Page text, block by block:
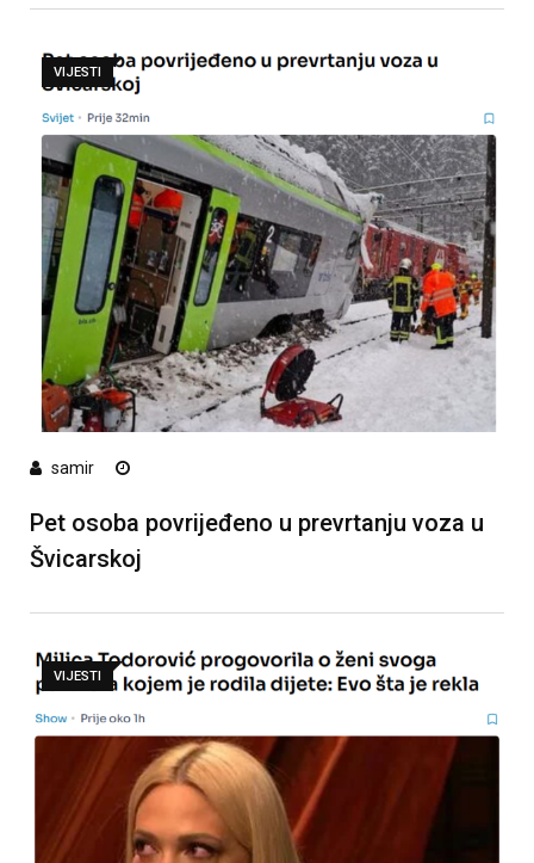
VIJESTI
samir
Pet osoba povrijeđeno u prevrtanju voza u
Švicarskoj
VIJESTI